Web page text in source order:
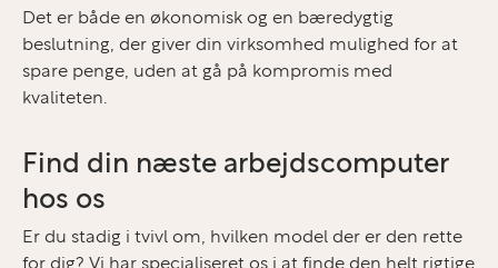
Det er både en økonomisk og en bæredygtig
beslutning, der giver din virksomhed mulighed for at
spare penge, uden at gå på kompromis med
kvaliteten.
Find din næste arbejdscomputer
hos os
Er du stadig i tvivl om, hvilken model der er den rette
for dig? Vi har specialiseret os i at finde den helt rigtige